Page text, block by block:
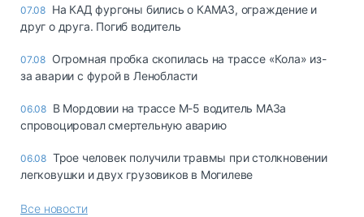
07.08 На КАД фургоны бились о КАМАЗ, ограждение и
друг о друга. Погиб водитель
07.08 Огромная пробка скопилась на трассе «Кола» из-
за аварии с фурой в Ленобласти
06.08 В Мордовии на трассе М-5 водитель МАЗа
спровоцировал смертельную аварию
06.08 Трое человек получили травмы при столкновении
легковушки и двух грузовиков в Могилеве
Все новости